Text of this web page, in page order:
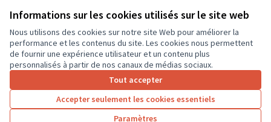
Informations sur les cookies utilisés sur le site web
Nous utilisons des cookies sur notre site Web pour améliorer la
performance et les contenus du site. Les cookies nous permettent
de fournir une expérience utilisateur et un contenu plus
personnalisés à partir de nos canaux de médias sociaux.
Tout accepter
Accepter seulement les cookies essentiels
Paramètres
Conditions d'utilisation
Paramètres des cookies
CD37 sur X
(Lien externe)
CD37 sur Facebook
CD37 sur Instagram
CD37 sur YouTube
(Lien externe)
Licence
(Lien